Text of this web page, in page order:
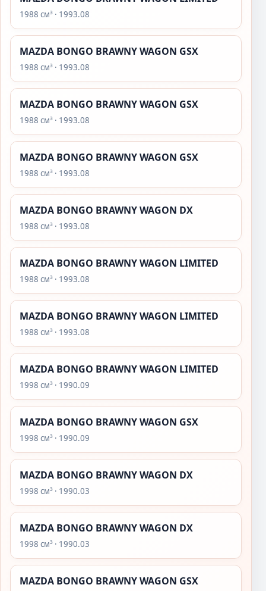
1988 см³ · 1993.08
MAZDA BONGO BRAWNY WAGON GSX
1988 см³ · 1993.08
MAZDA BONGO BRAWNY WAGON GSX
1988 см³ · 1993.08
MAZDA BONGO BRAWNY WAGON GSX
1988 см³ · 1993.08
MAZDA BONGO BRAWNY WAGON DX
1988 см³ · 1993.08
MAZDA BONGO BRAWNY WAGON LIMITED
1988 см³ · 1993.08
MAZDA BONGO BRAWNY WAGON LIMITED
1988 см³ · 1993.08
MAZDA BONGO BRAWNY WAGON LIMITED
1998 см³ · 1990.09
MAZDA BONGO BRAWNY WAGON GSX
1998 см³ · 1990.09
MAZDA BONGO BRAWNY WAGON DX
1998 см³ · 1990.03
MAZDA BONGO BRAWNY WAGON DX
1998 см³ · 1990.03
MAZDA BONGO BRAWNY WAGON GSX